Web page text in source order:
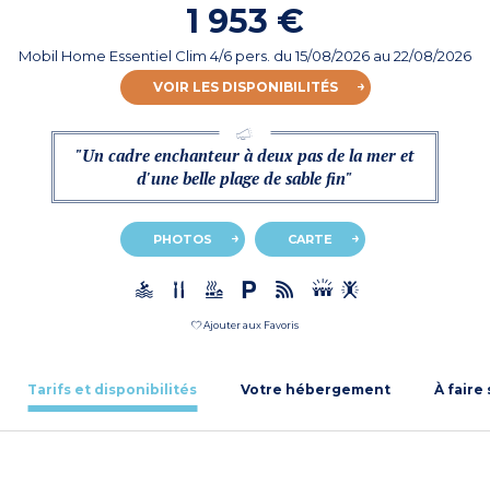
1 953 €
Mobil Home Essentiel Clim 4/6 pers. du15/08/2026 au 22/08/2026
VOIR LES DISPONIBILITÉS
"Un cadre enchanteur à deux pas de la mer et
d'une belle plage de sable fin"
PHOTOS CARTE
Ajouter aux Favoris
Tarifs et disponibilités Votre hébergement À faire